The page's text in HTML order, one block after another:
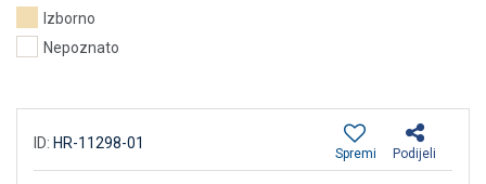
Izborno
Nepoznato
ID: HR-11298-01
Podijeli
Spremi